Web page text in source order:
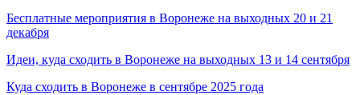
Бесплатные мероприятия в Воронеже на выходных 20 и 21
декабря
Идеи, куда сходить в Воронеже на выходных 13 и 14 сентября
Куда сходить в Воронеже в сентябре 2025 года